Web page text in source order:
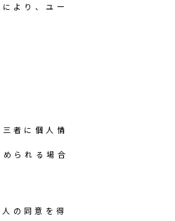
より、ユー
者に個人情
られる場合
の同意を得